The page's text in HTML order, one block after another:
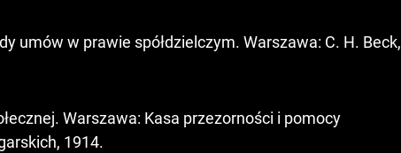
umów w prawie spółdzielczym. Warszawa: C. H. Beck,
Warszawa: Kasa przezorności i pomocy
1914.